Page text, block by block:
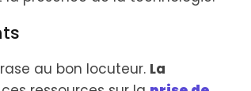
au bon locuteur. La